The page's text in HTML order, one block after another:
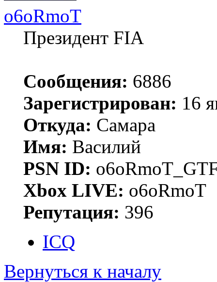
o6oRmoT
Президент FIA
Сообщения: 6886
Зарегистрирован: 16
Откуда: Самара
Имя: Василий
PSN ID:
Xbox LIVE: o6oRmoT
Репутация: 396
ICQ
Вернуться к началу